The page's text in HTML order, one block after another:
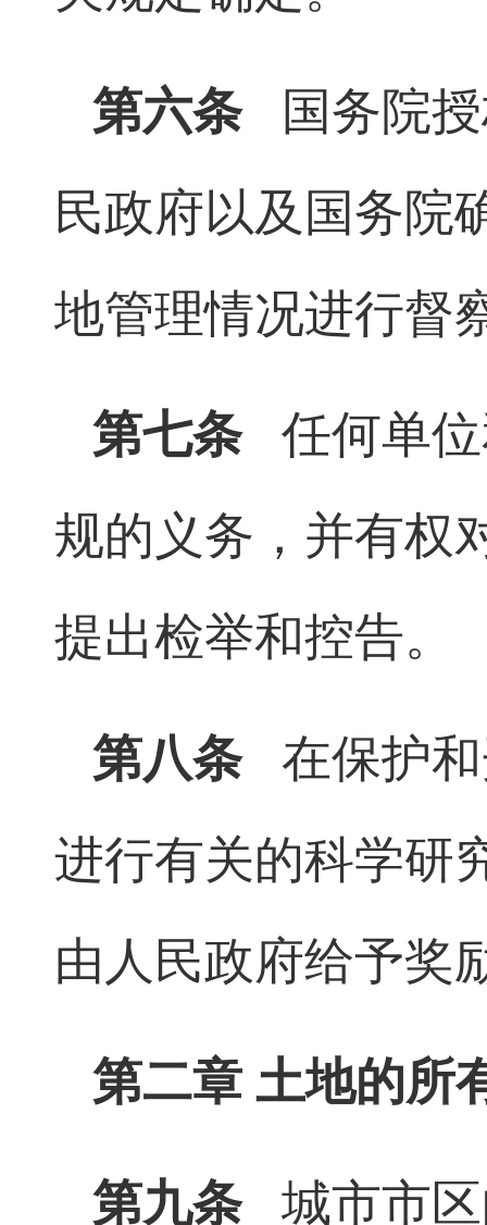
第六条
国务院
民政府以及国务院
地管理情况进行督
第七条 任何单
规的义务，并有权
提出检举和控告。
第八条 在保护
进行有关的科学研
由人民政府给予奖
第二章 土地的所
第九条 城市市